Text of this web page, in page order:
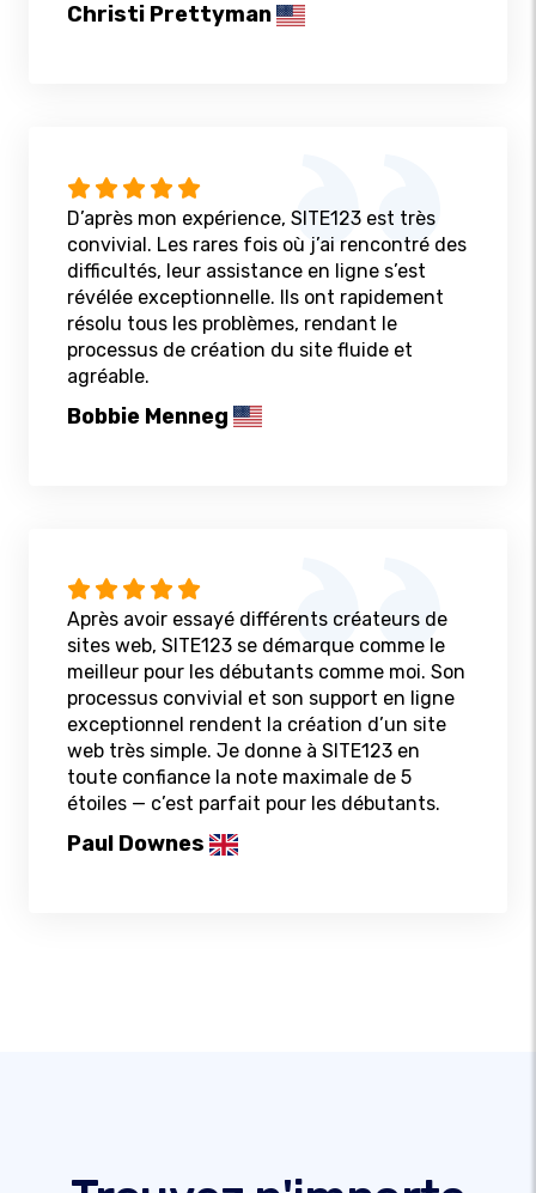
Christi Prettyman
D’après mon expérience, SITE123 est très
convivial. Les rares fois où j’ai rencontré des
difficultés, leur assistance en ligne s’est
révélée exceptionnelle. Ils ont rapidement
résolu tous les problèmes, rendant le
processus de création du site fluide et
agréable.
Bobbie Menneg
Après avoir essayé différents créateurs de
sites web, SITE123 se démarque comme le
meilleur pour les débutants comme moi. Son
processus convivial et son support en ligne
exceptionnel rendent la création d’un site
web très simple. Je donne à SITE123 en
toute confiance la note maximale de 5
étoiles — c’est parfait pour les débutants.
Paul Downes